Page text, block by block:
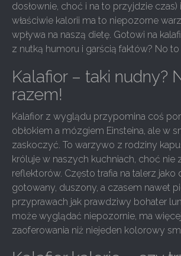
dosłownie, choć i na to przyjdzie
właściwie kalorii ma to niepozorne
wpływa na naszą dietę. Gotowi na
z nutką humoru i garścią faktów? No
Kalafior – taki nudny?
razem!
Kalafior z wyglądu przypomina coś
obłokiem a mózgiem Einsteina, ale w
zaskoczyć. To warzywo z rodziny
króluje w naszych kuchniach, choć nie
reflektorów. Często trafia na talerz jako
gotowany, duszony, a czasem nawet
przyprawach jak prawdziwy bohater
może wyglądać niepozornie, ma
zaoferowania niż niejeden kolorowy